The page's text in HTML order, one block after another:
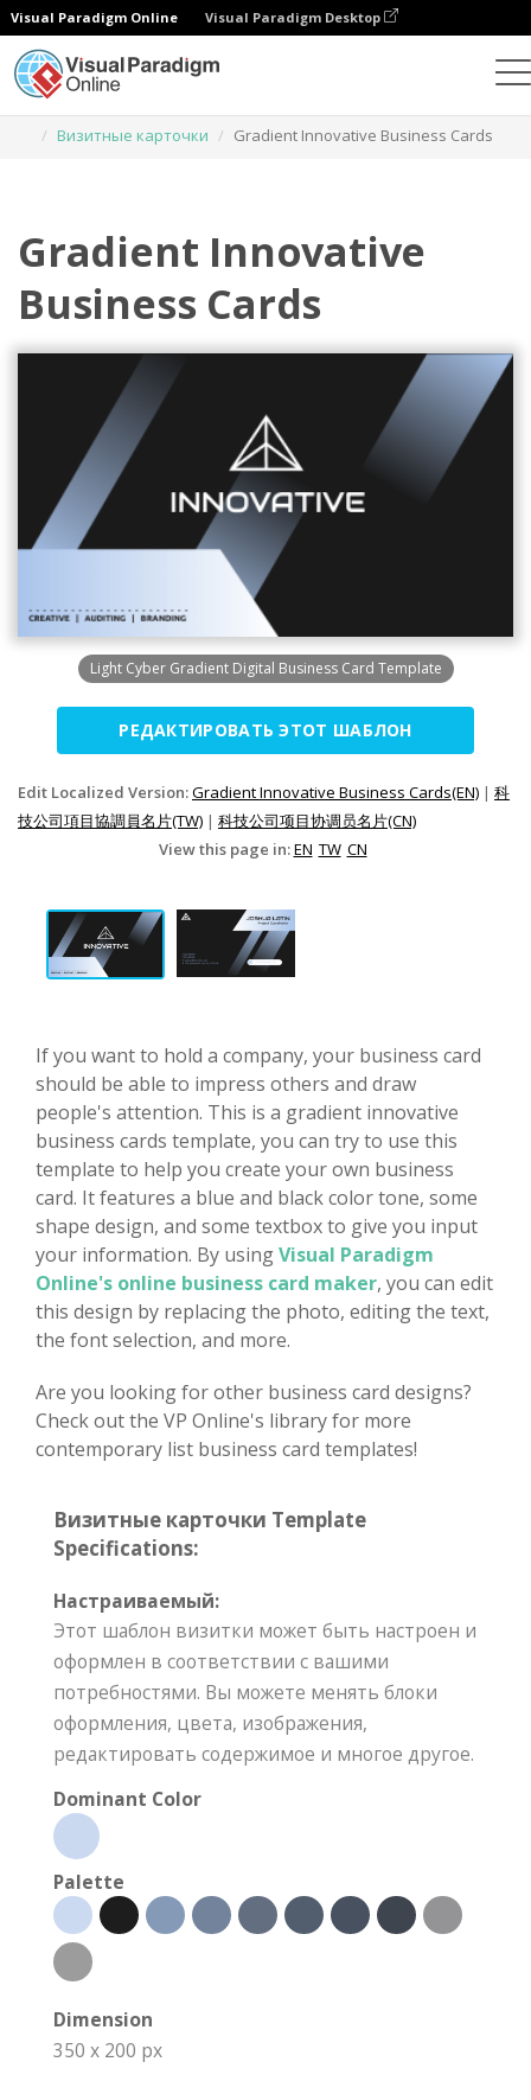
Visual Paradigm Online Visual Paradigm Desktop
Визитные карточки
Gradient Innovative Business Cards
Gradient Innovative
Business Cards
Light Cyber Gradient Digital Business Card Template
РЕДАКТИРОВАТЬ ЭТОТ ШАБЛОН
Edit Localized Version:Gradient Innovative Business Cards(EN) | 科
技公司項目協調員名片(TW) | 科技公司项目协调员名片(CN)
View this page in:EN TW CN
If you want to hold a company, your business card
should be able to impress others and draw
people's attention. This is a gradient innovative
business cards template, you can try to use this
template to help you create your own business
card. It features a blue and black color tone, some
shape design, and some textbox to give you input
your information. By usingVisual Paradigm
Online's online business card maker, you can edit
this design by replacing the photo, editing the text,
the font selection, and more.
Are you looking for other business card designs?
Check out the VP Online's library for more
contemporary list business card templates!
Визитные карточки Template
Specifications:
Настраиваемый:
Этот шаблон визитки может быть настроен и
оформлен в соответствии с вашими
потребностями. Вы можете менять блоки
оформления, цвета, изображения,
редактировать содержимое и многое другое.
Dominant Color
Palette
Dimension
350 x 200 px